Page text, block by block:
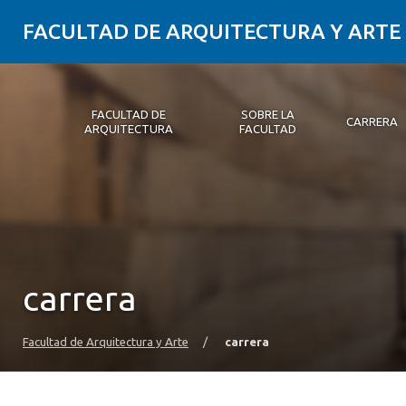
FACULTAD DE ARQUITECTURA Y ARTE
FACULTAD DE
ARQUITECTURA
SOBRE LA
FACULTAD
CARRERA
carrera
Facultad de Arquitectura y Arte / carrera